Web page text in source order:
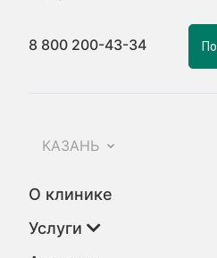
8 800 200-43-34
КАЗАНЬ
О клинике
Услуги